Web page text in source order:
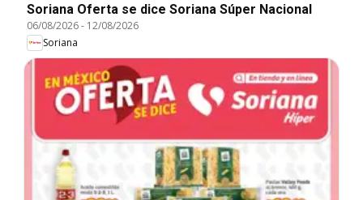
Soriana Oferta se dice Soriana Súper Nacional
06/08/2026- 12/08/2026
Soriana